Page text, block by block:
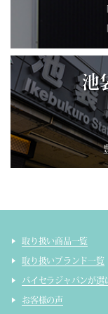
池
取り扱い商品一覧
取り扱いブランド一覧
バイセラジャパンが選
お客様の声